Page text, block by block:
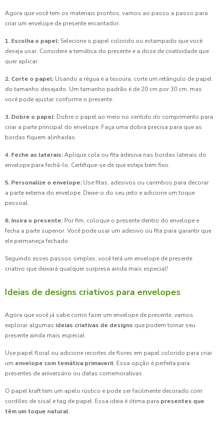
Agora que você tem os materiais prontos, vamos ao passo a passo para
criar um envelope de presente encantador.
1. Escolha o papel: Selecione o papel colorido ou estampado que você
deseja usar. Considere a temática do presente e a dose de criatividade que
quer aplicar.
2. Corte o papel: Usando a régua e a tesoura, corte um retângulo de papel
do tamanho desejado. Um tamanho padrão é de 20 cm por 30 cm, mas
você pode ajustar conforme o presente.
3. Dobre o papel: Dobre o papel ao meio no sentido do comprimento para
criar a parte principal do envelope. Faça uma dobra precisa para que as
bordas fiquem alinhadas.
4. Feche as laterais:Aplique cola ou fita adesiva nas bordas laterais do
envelope para fechá-lo. Certifique-se de que esteja bem fixo.
5. Personalize o envelope: Use fitas, adesivos ou carimbos para decorar
a parte externa do envelope. Deixe-o do seu jeito e adicione um toque
pessoal.
6. Insira o presente: Por fim, coloque o presente dentro do envelope e
fecha a parte superior. Você pode usar um adesivo ou fita para garantir que
ele permaneça fechado.
Seguindo esses passos simples, você terá um envelope de presente
criativo que deixará qualquer surpresa ainda mais especial!
Ideias de designs criativos para envelopes
Agora que você já sabe como fazer um envelope de presente, vamos
explorar algumas ideias criativas de designs que podem tornar seu
presente ainda mais especial.
Use papel floral ou adicione recortes de flores em papel colorido para criar
um envelope com temática primaveril. Essa opção é perfeita para
presentes de aniversário ou datas comemorativas.
O papel kraft tem um apelo rústico e pode ser facilmente decorado com
cordões de sisal e tag de papel. Essa ideia é ótima para presentes que
têm um toque natural.